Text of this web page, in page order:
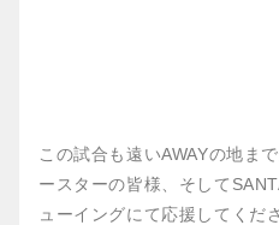
この試合も遠いAWAYの地ま
ースターの皆様、そして
ューイングにて応援してくだ